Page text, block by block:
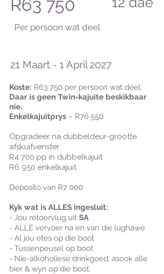
R63 750
Per persoon wat deel
21 Maart - 1 April 2027
Koste: R63 750 per persoon wat deel.
Daar is geen Twin-kajuite beskikbaar
nie.
Enkelkajuitprys – R76 550
Opgradeer na dubbeldeur-grootte
afskuifvenster
R4 700 pp in dubbelkajuit
R6 950 enkelkajuit
Deposito van R7 000
Kyk wat is ALLES ingesluit:
- Jou retoervlug uit SA
- ALLE vervoer na en van die lughawe
- Al jou etes op die boot
- Tussenpeusel op boot
- Nie-alkoholiese drinkgoed, asook alle
bier & wyn op die boot.